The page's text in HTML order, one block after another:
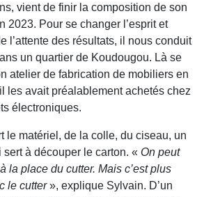
vient de finir la composition de son
2023. Pour se changer l’esprit et
l’attente des résultats, il nous conduit
un quartier de Koudougou. Là se
atelier de fabrication de mobiliers en
les avait préalablement achetés chez
électroniques.
le matériel, de la colle, du ciseau, un
à découper le carton. « On peut
la place du cutter. Mais c’est plus
le cutter», explique Sylvain. D’un